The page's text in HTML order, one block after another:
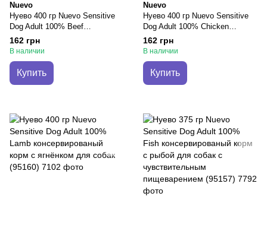
Nuevo
Нуево 400 гр Nuevo Sensitive
Dog Adult 100% Beef
консервированый корм с
говядиной для собак (95151)
162 грн
В наличии
Купить
Nuevo
Нуево 400 гр Nuevo Sensitive
Dog Adult 100% Chicken
консервированый корм с
курицей для собак (95154)
162 грн
В наличии
Купить